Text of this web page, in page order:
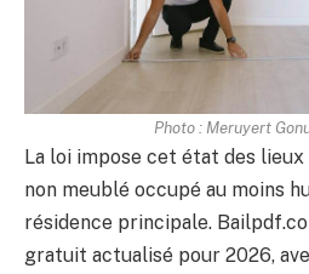
Photo : Meruyert
La loi impose cet état des
non meublé occupé au moins
résidence principale.
gratuit actualisé pour 2026,